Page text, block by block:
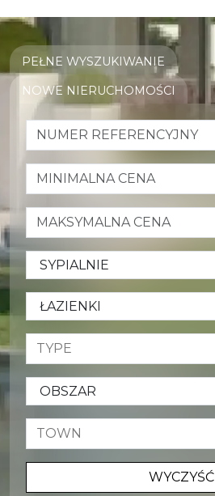
PEŁNE WYSZUKIWANIE
NOWE NIERUCHOMOŚCI
WYCZYŚĆ